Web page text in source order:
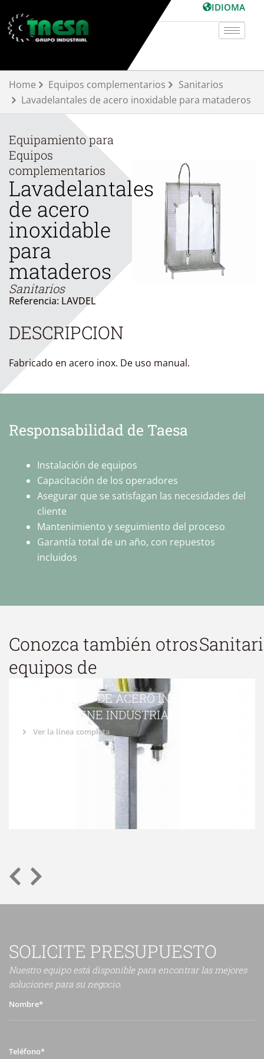
contenido
IDIOMA
Home Equipos complementarios
Sanitarios
Lavadelantales de acero inoxidable para mataderos
Equipamiento para
Equipos
complementarios
Lavadelantales
de acero
inoxidable
para
mataderos
Sanitarios
Referencia: LAVDEL
DESCRIPCION
Fabricado en acero inox. De uso manual.
Responsabilidad de Taesa
Instalación de equipos
Capacitación de los operadores
Asegurar que se satisfagan las necesidades del
cliente
Mantenimiento y seguimiento del proceso
Garantía total de un año, con repuestos
incluidos
Conozca también otros
equipos de
LAVAMANOS DE ACERO INOXIDABLE
PARA HIGIENE INDUSTRIAL
Ver la línea completa
SOLICITE PRESUPUESTO
Nuestro equipo está disponible para encontrar las mejores
soluciones para su negocio.
Nombre*
Teléfono*